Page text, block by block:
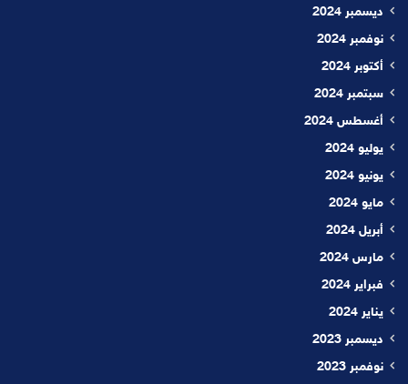
ديسمبر 2024
نوفمبر 2024
أكتوبر 2024
سبتمبر 2024
أغسطس 2024
يوليو 2024
يونيو 2024
مايو 2024
أبريل 2024
مارس 2024
فبراير 2024
يناير 2024
ديسمبر 2023
نوفمبر 2023